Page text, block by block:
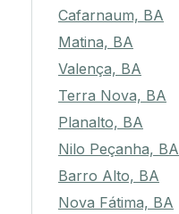
Cafarnaum, BA
Matina, BA
Valença, BA
Terra Nova, BA
Planalto, BA
Nilo Peçanha, BA
Barro Alto, BA
Nova Fátima, BA